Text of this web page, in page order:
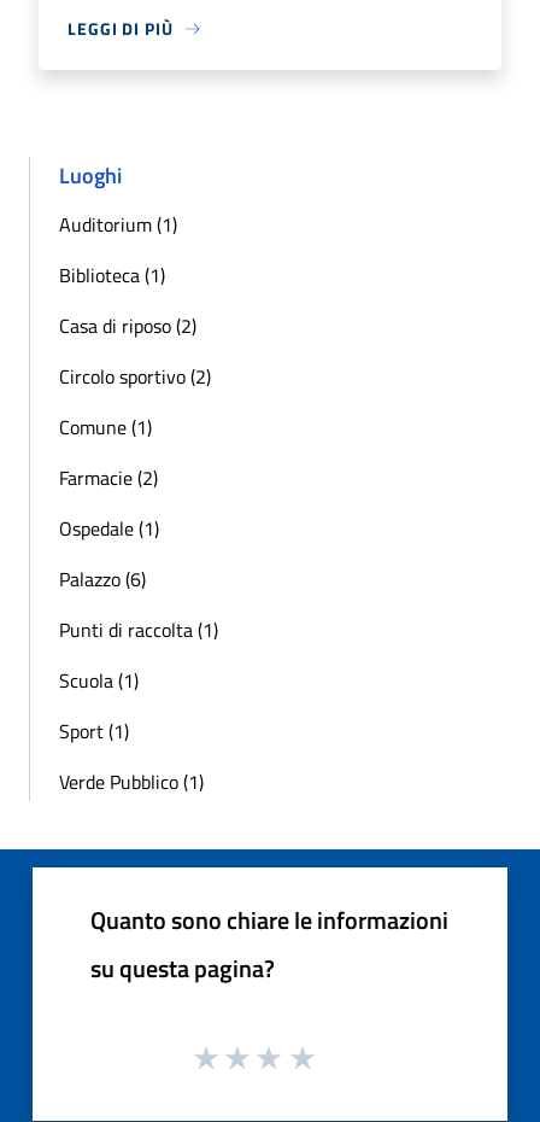
LEGGI DI PIÙ
Luoghi
Auditorium (1)
Biblioteca (1)
Casa di riposo (2)
Circolo sportivo (2)
Comune (1)
Farmacie (2)
Ospedale (1)
Palazzo (6)
Punti di raccolta (1)
Scuola (1)
Sport (1)
Verde Pubblico (1)
Quanto sono chiare le informazioni
su questa pagina?